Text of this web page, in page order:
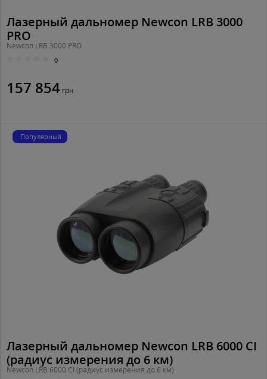
Лазерный дальномер Newcon LRB 3000
PRO
Newcon LRB 3000 PRO
0
157 854 грн
Популярный
Лазерный дальномер Newcon LRB 6000 CI
(радиус измерения до 6 км)
Newcon LRB 6000 CI (радиус измерения до 6 км)